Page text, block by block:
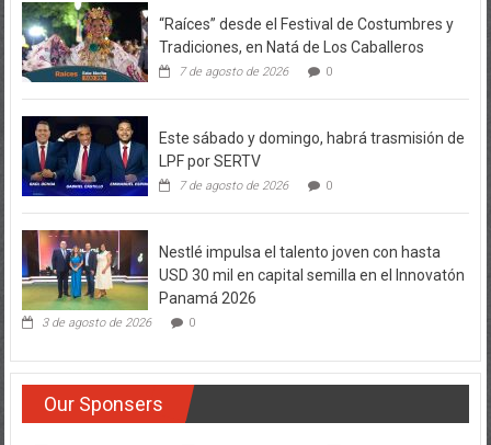
“Raíces” desde el Festival de Costumbres y
Tradiciones, en Natá de Los Caballeros
7 de agosto de 2026 0
Este sábado y domingo, habrá trasmisión de
LPF por SERTV
7 de agosto de 2026 0
Nestlé impulsa el talento joven con hasta
USD 30 mil en capital semilla en el Innovatón
Panamá 2026
3 de agosto de 2026 0
Our Sponsers